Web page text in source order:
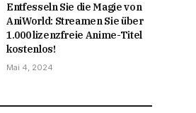
Entfesseln Sie die Magie von
AniWorld: Streamen Sie über
1.000 lizenzfreie Anime-Titel
kostenlos!
Mai 4, 2024